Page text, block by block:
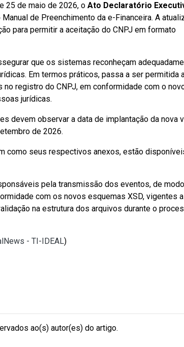
25 de maio de 2026, o Ato Declaratório
de Preenchimento da e-Financeira. A
para permitir a aceitação do CNPJ em formato
que os sistemas reconheçam
Em termos práticos, passa a ser permitida
registro do CNPJ, em conformidade com o
jurídicas.
devem observar a data de implantação da nova
de 2026.
como seus respectivos anexos, estão
pela transmissão dos eventos, de
com os novos esquemas XSD, vigentes
na estrutura dos arquivos durante o
- TI-IDEAL)
ao(s) autor(es) do artigo.